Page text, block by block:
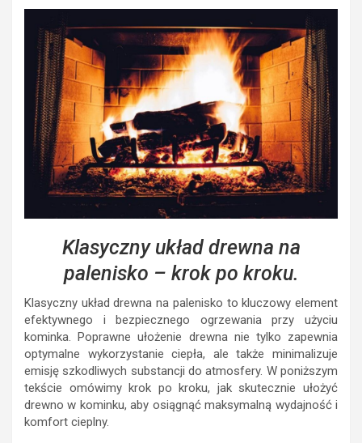
Klasyczny układ drewna na
palenisko – krok po kroku.
Klasyczny układ drewna na palenisko to kluczowy element
efektywnego i bezpiecznego ogrzewania przy użyciu
kominka. Poprawne ułożenie drewna nie tylko zapewnia
optymalne wykorzystanie ciepła, ale także minimalizuje
emisję szkodliwych substancji do atmosfery. W poniższym
tekście omówimy krok po kroku, jak skutecznie ułożyć
drewno w kominku, aby osiągnąć maksymalną wydajność i
komfort cieplny.